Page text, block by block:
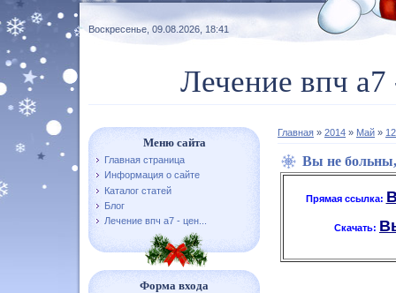
Воскресенье, 09.08.2026, 18:41
Лечение впч
Меню сайта
Главная страница
Информация о сайте
Каталог статей
Блог
Лечение впч а7 - цен...
Форма входа
Главная » 2014 » Май » 12
Вы не больны,
Прямая ссылка:
Скачать: